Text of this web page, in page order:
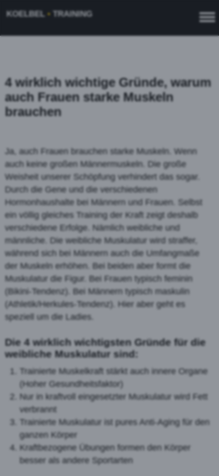
KOELBEL • TRAINING
4 wirklich wichtige Gründe, warum
auch Frauen starke Muskeln
brauchen
Ja, auch Frauen brauchen starke Muskeln. Wenn
auch keine großen Männermuskeln. Die große
Weisheit unserer Schöpfung verhindert das sogar.
Durch die Gene und die verschiedenen
Hormonhaushalte bei Männern und Frauen. Selbst
ein völlig gleiches Training der Kraft zeigt deshalb
verschiedene Erfolge. Nämlich weibliche und
männliche. Die weibliche Muskulatur wird straffer,
während sich bei Männern auch die Umfangmaße
der Muskeln erhöhen. Bei beiden aber formt die
Muskulatur die Figur. Bei Frauen typisch feminin
(Bikini-Tendenz). Bei Männern typisch maskulin
(Athletik/Herkules-Tendenz). Hier aber geht es
speziell um die Ladies.
Die 4 wirklich wichtigsten Gründe für die
weibliche Muskulatur sind:
Trainierte Muskelkraft stärkt auch innere Organe
(Hoher Gesundheitsfaktor)
Nur in kraftvoll eingesetzter Muskulatur wird Fett
verbrannt
Trainierte Muskulatur ist pures Anti-Aging für den
ganzen Körper
Kraftbezogene Übungen formen den Körper
besser als andere Sportarten